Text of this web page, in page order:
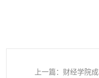
上一篇：财经学院